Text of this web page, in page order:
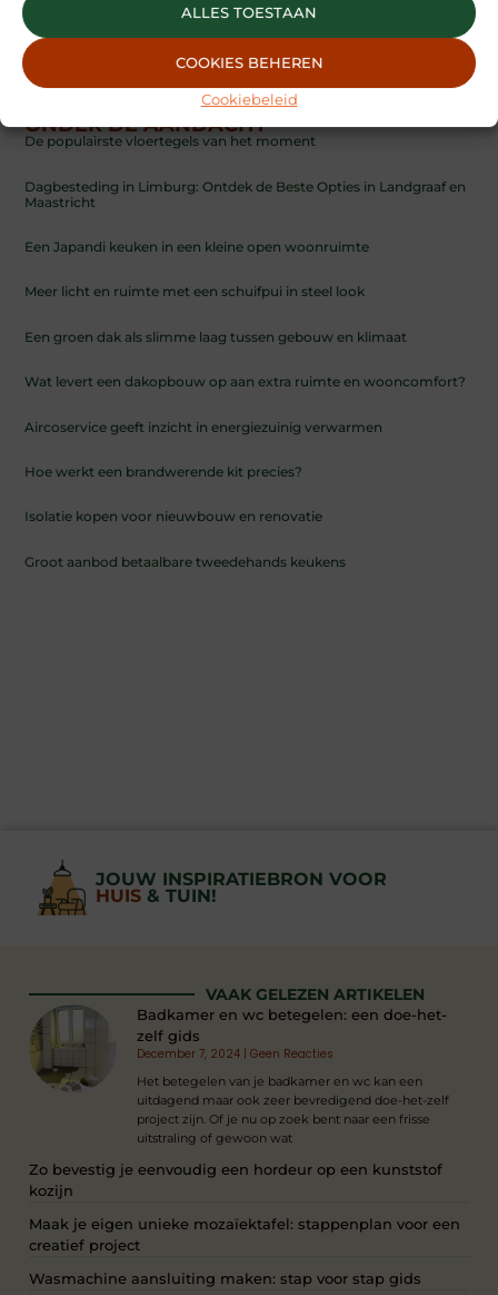
ALLES TOESTAAN
COOKIES BEHEREN
Cookiebeleid
ONDER DE AANDACHT
De populairste vloertegels van het moment
Dagbesteding in Limburg: Ontdek de Beste Opties in Landgraaf en
Maastricht
Een Japandi keuken in een kleine open woonruimte
Meer licht en ruimte met een schuifpui in steel look
Een groen dak als slimme laag tussen gebouw en klimaat
Wat levert een dakopbouw op aan extra ruimte en wooncomfort?
Aircoservice geeft inzicht in energiezuinig verwarmen
Hoe werkt een brandwerende kit precies?
Isolatie kopen voor nieuwbouw en renovatie
Groot aanbod betaalbare tweedehands keukens
JOUW INSPIRATIEBRON VOOR
HUIS & TUIN!
VAAK GELEZEN ARTIKELEN
Badkamer en wc betegelen: een doe-het-
zelf gids
December 7, 2024 Geen Reacties
Het betegelen van je badkamer en wc kan een
uitdagend maar ook zeer bevredigend doe-het-zelf
project zijn. Of je nu op zoek bent naar een frisse
uitstraling of gewoon wat
Zo bevestig je eenvoudig een hordeur op een kunststof
kozijn
Maak je eigen unieke mozaïektafel: stappenplan voor een
creatief project
Wasmachine aansluiting maken: stap voor stap gids